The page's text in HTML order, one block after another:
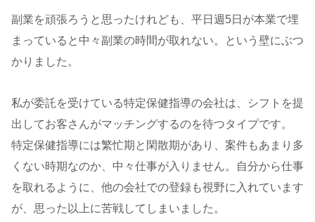
副業を頑張ろうと思ったけれども、平日週5日が本業で埋
まっていると中々副業の時間が取れない。という壁にぶつ
かりました。
私が委託を受けている特定保健指導の会社は、シフトを提
出してお客さんがマッチングするのを待つタイプです。
特定保健指導には繁忙期と閑散期があり、案件もあまり多
くない時期なのか、中々仕事が入りません。自分から仕事
を取れるように、他の会社での登録も視野に入れています
が、思った以上に苦戦してしまいました。